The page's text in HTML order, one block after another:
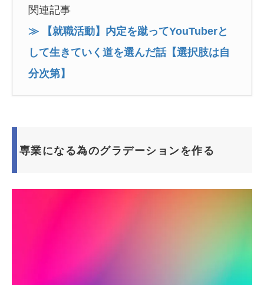
関連記事
≫ 【就職活動】内定を蹴ってYouTuberと
して生きていく道を選んだ話【選択肢は自
分次第】
専業になる為のグラデーションを作る